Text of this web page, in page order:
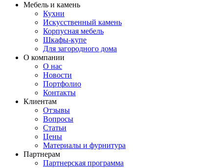
Мебель и камень
Кухни
Искусственный камень
Корпусная мебель
Шкафы-купе
Для загородного дома
О компании
О нас
Новости
Портфолио
Контакты
Клиентам
Отзывы
Вопросы
Статьи
Цены
Материалы и фурнитура
Партнерам
Партнерская программа